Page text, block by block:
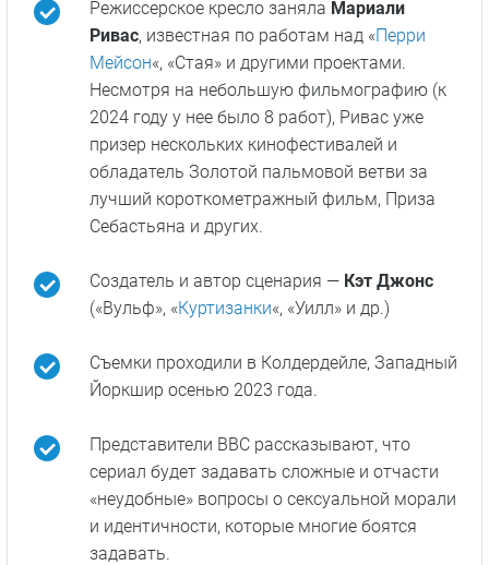
Режиссерское кресло заняла Мариали
Ривас, известная по работам над «Перри
Мейсон«, «Стая» и другими проектами.
Несмотря на небольшую фильмографию (к
2024 году у нее было 8 работ), Ривас уже
призер нескольких кинофестивалей и
обладатель Золотой пальмовой ветви за
лучший короткометражный фильм, Приза
Себастьяна и других.
Создатель и автор сценария — Кэт Джонс
(«Вульф», «Куртизанки«, «Уилл» и др.)
Съемки проходили в Колдердейле, Западный
Йоркшир осенью 2023 года.
Представители ВВС рассказывают, что
сериал будет задавать сложные и отчасти
«неудобные» вопросы о сексуальной морали
и идентичности, которые многие боятся
задавать.